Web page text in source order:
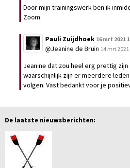
Door mijn trainingswerk ben ik
Zoom.
Pauli Zuijdhoek 16 mrt 2021
@Jeanine de Bruin 14 mrt 2021
Jeanine dat zou heel erg prettig
waarschijnlijk zijn er meerdere
volgen. Vast bedankt voor je
De laatste nieuwsberichten: